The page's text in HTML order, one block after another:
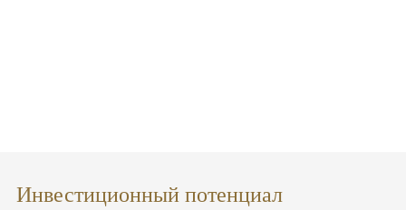
Инвестиционный потенциал